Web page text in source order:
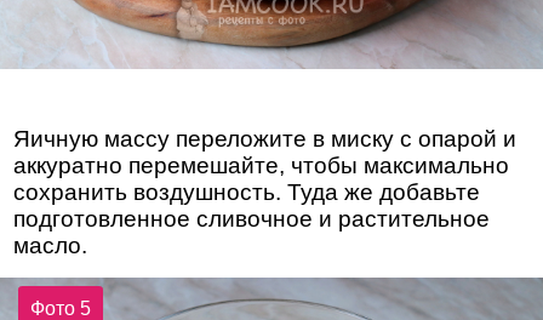
Яичную массу переложите в миску с опарой и
аккуратно перемешайте, чтобы максимально
сохранить воздушность. Туда же добавьте
подготовленное сливочное и растительное
масло.
Фото 5